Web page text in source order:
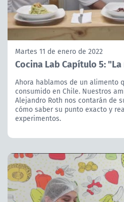
Martes 11 de enero de 2022
Cocina Lab Capítulo 5:
Ahora hablamos de un alimento
consumido en Chile. Nuestros
Alejandro Roth nos contarán de
cómo saber su punto exacto y
experimentos.